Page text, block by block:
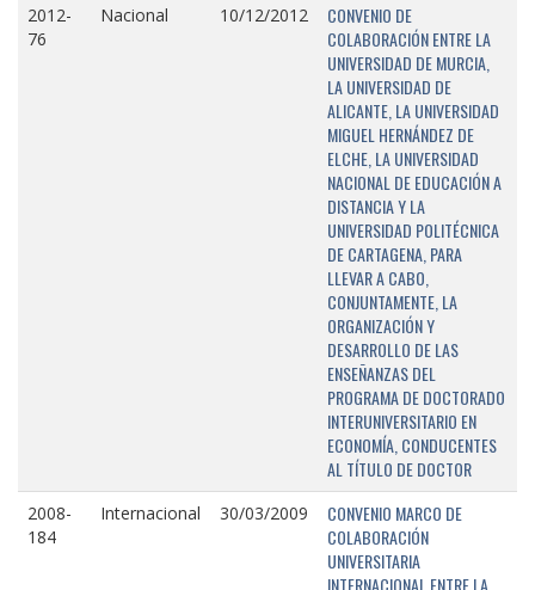
2012-
76
Nacional 10/12/2012
CONVENIO DE
COLABORACIÓN ENTRE LA
UNIVERSIDAD DE MURCIA,
LA UNIVERSIDAD DE
ALICANTE, LA UNIVERSIDAD
MIGUEL HERNÁNDEZ DE
ELCHE, LA UNIVERSIDAD
NACIONAL DE EDUCACIÓN A
DISTANCIA Y LA
UNIVERSIDAD POLITÉCNICA
DE CARTAGENA, PARA
LLEVAR A CABO,
CONJUNTAMENTE, LA
ORGANIZACIÓN Y
DESARROLLO DE LAS
ENSEÑANZAS DEL
PROGRAMA DE DOCTORADO
INTERUNIVERSITARIO EN
ECONOMÍA, CONDUCENTES
AL TÍTULO DE DOCTOR
2008-
184
Internacional 30/03/2009
CONVENIO MARCO DE
COLABORACIÓN
UNIVERSITARIA
INTERNACIONAL ENTRE LA